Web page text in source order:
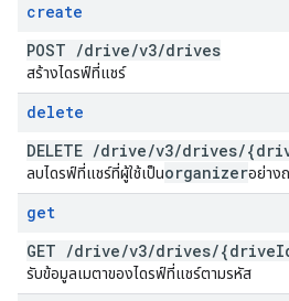
create
POST /drive/v3/drives
สร้างไดรฟ์ที่แชร์
delete
DELETE /drive/v3/drives/
ลบไดรฟ์ที่แชร์ที่ผู้ใช้เป็นorganizerอย่าง
get
GET /drive/v3/drives/{drive
รับข้อมูลเมตาของไดรฟ์ที่แชร์ตามรหัส